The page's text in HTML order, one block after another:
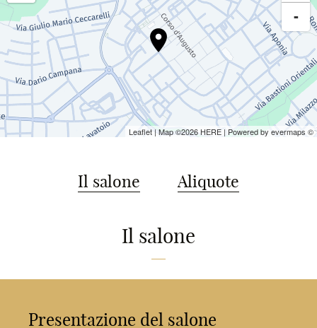
-
Leaflet| Map ©2026HERE | Powered by evermaps ©
Il salone Aliquote
Il salone
Presentazione del salone